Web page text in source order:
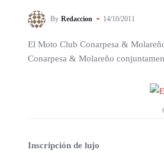
By Redaccion 14/10/2011
El Moto Club Conarpesa &
Conarpesa & Molareño
Inscripción de lujo